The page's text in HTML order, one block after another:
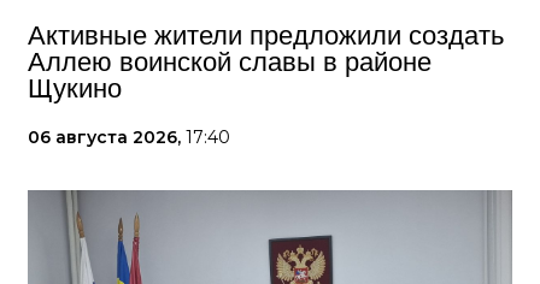
Активные жители предложили создать
Аллею воинской славы в районе
Щукино
06 августа 2026, 17:40